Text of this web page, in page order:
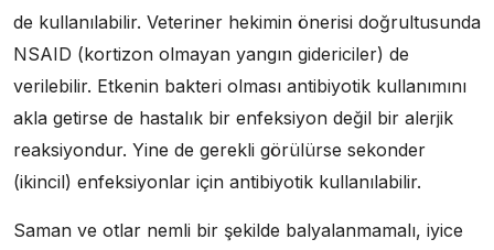
de kullanılabilir. Veteriner hekimin önerisi doğrultusunda
NSAID (kortizon olmayan yangın gidericiler) de
verilebilir. Etkenin bakteri olması antibiyotik kullanımını
akla getirse de hastalık bir enfeksiyon değil bir alerjik
reaksiyondur. Yine de gerekli görülürse sekonder
(ikincil) enfeksiyonlar için antibiyotik kullanılabilir.
Saman ve otlar nemli bir şekilde balyalanmamalı, iyice